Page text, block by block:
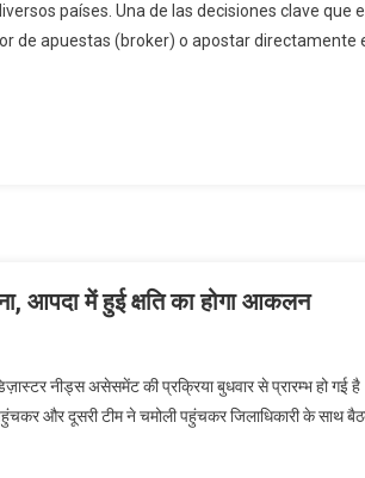
países. Una de las decisiones clave que
de apuestas (broker) o apostar directamente
आपदा में हुई क्षति का होगा आकलन
नीड्स असेसमेंट की प्रक्रिया बुधवार से प्रारम्भ हो गई
और दूसरी टीम ने चमोली पहुंचकर जिलाधिकारी के साथ